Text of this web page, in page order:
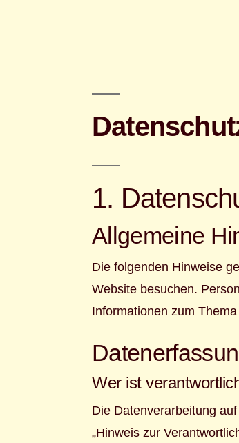
1.
Allgemeine
Die folgenden Hinweise
Website besuchen.
Informationen zum
Wer ist
Die Datenverarbeitung
„Hinweis zur